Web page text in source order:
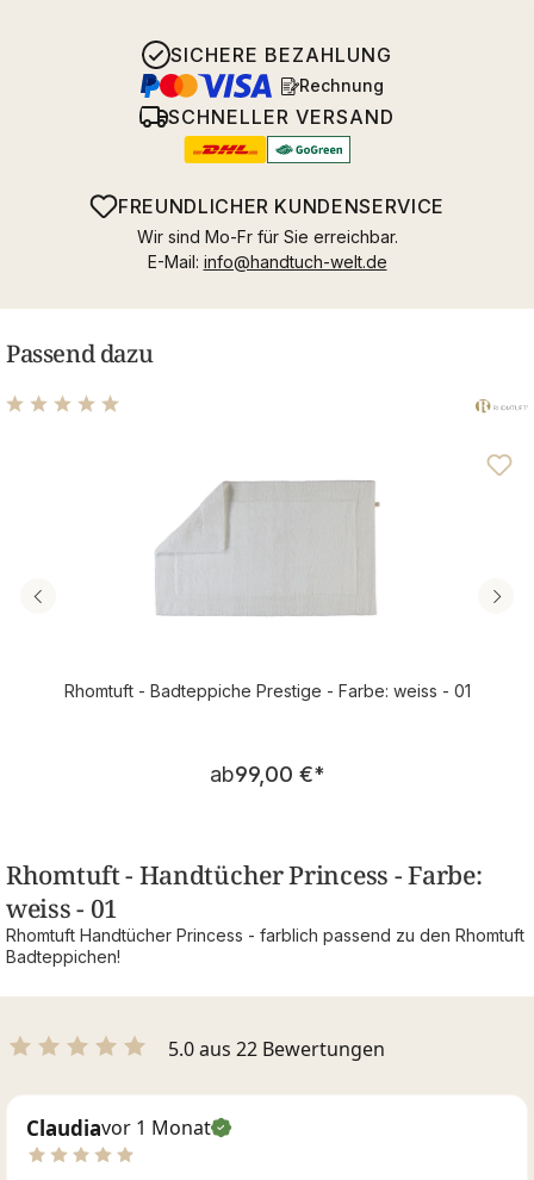
SICHERE BEZAHLUNG
Rechnung
SCHNELLER VERSAND
FREUNDLICHER KUNDENSERVICE
Wir sind Mo-Fr für Sie erreichbar.
E-Mail: info@handtuch-welt.de
Passend dazu
Rhomtuft - Badteppiche Prestige - Farbe: weiss - 01
Regulärer Preis:
ab99,00 €*
Rhomtuft - Handtücher Princess - Farbe:
weiss - 01
Rhomtuft Handtücher Princess - farblich passend zu den Rhomtuft
Badteppichen!
5.0 aus 22 Bewertungen
Claudiavor 1 Monat